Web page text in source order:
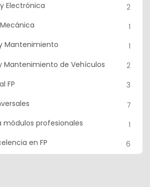
Electrónica
2
1
Mantenimiento
1
Mantenimiento de Vehículos
2
FP
3
7
módulos profesionales
1
en FP
6